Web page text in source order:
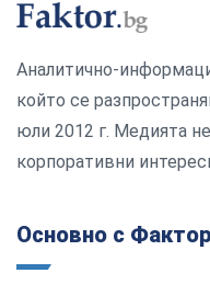
Аналитично-
който се
юли 2012 г. Медията
корпоративни
Основно с Фактор